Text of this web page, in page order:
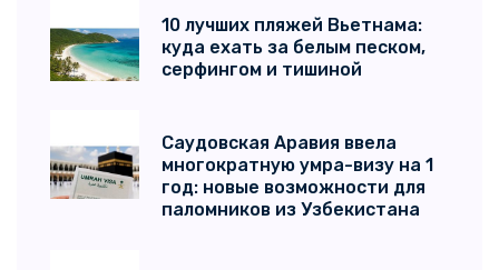
10 лучших пляжей Вьетнама:
куда ехать за белым песком,
серфингом и тишиной
Саудовская Аравия ввела
многократную умра-визу на 1
год: новые возможности для
паломников из Узбекистана